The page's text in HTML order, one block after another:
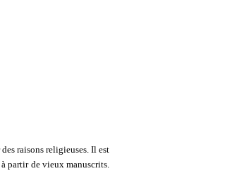
raisons religieuses. Il est
partir de vieux manuscrits.